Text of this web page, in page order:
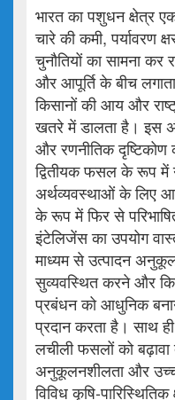
भारत का पशुधन क्षेत्र
चारे की कमी, पर्यावरण
चुनौतियों का सामना कर
और आपूर्ति के बीच
किसानों की आय और
खतरे में डालता है। इस
और रणनीतिक
द्वितीयक फसल के रूप में
अर्थव्यवस्थाओं के लिए
के रूप में फिर से
इंटेलिजेंस का उपयोग
माध्यम से उत्पादन
सुव्यवस्थित करने और
प्रबंधन को आधुनिक
प्रदान करता है। साथ
लचीली फसलों को
अनुकूलनशीलता और
विविध कृषि-